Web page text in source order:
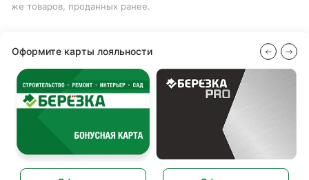
же товаров, проданных ранее.
Оформите карты лояльности